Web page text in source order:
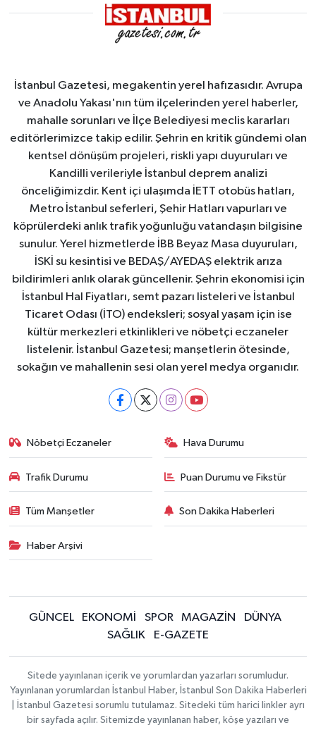
İstanbul Gazetesi, megakentin yerel hafızasıdır. Avrupa
ve Anadolu Yakası'nın tüm ilçelerinden yerel haberler,
mahalle sorunları ve İlçe Belediyesi meclis kararları
editörlerimizce takip edilir. Şehrin en kritik gündemi olan
kentsel dönüşüm projeleri, riskli yapı duyuruları ve
Kandilli verileriyle İstanbul deprem analizi
önceliğimizdir. Kent içi ulaşımda İETT otobüs hatları,
Metro İstanbul seferleri, Şehir Hatları vapurları ve
köprülerdeki anlık trafik yoğunluğu vatandaşın bilgisine
sunulur. Yerel hizmetlerde İBB Beyaz Masa duyuruları,
İSKİ su kesintisi ve BEDAŞ/AYEDAŞ elektrik arıza
bildirimleri anlık olarak güncellenir. Şehrin ekonomisi için
İstanbul Hal Fiyatları, semt pazarı listeleri ve İstanbul
Ticaret Odası (İTO) endeksleri; sosyal yaşam için ise
kültür merkezleri etkinlikleri ve nöbetçi eczaneler
listelenir. İstanbul Gazetesi; manşetlerin ötesinde,
sokağın ve mahallenin sesi olan yerel medya organıdır.
Nöbetçi Eczaneler Hava Durumu
Trafik Durumu Puan Durumu ve Fikstür
Tüm Manşetler Son Dakika Haberleri
Haber Arşivi
GÜNCEL EKONOMİ SPOR MAGAZİN
DÜNYA
SAĞLIK
E-GAZETE
Sitede yayınlanan içerik ve yorumlardan yazarları sorumludur.
Yayınlanan yorumlardan İstanbul Haber, İstanbul Son Dakika Haberleri
| İstanbul Gazetesi sorumlu tutulamaz. Sitedeki tüm harici linkler ayrı
bir sayfada açılır. Sitemizde yayınlanan haber, köşe yazıları ve